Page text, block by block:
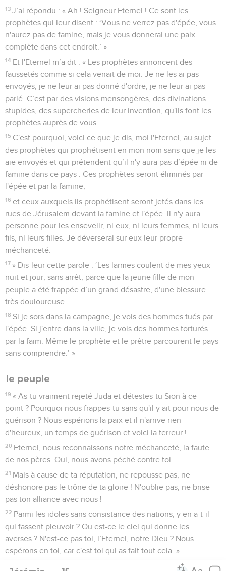
13 J’ai répondu : « Ah ! Seigneur Eternel ! Ce sont les
prophètes qui leur disent : ‘Vous ne verrez pas d'épée, vous
n'aurez pas de famine, mais je vous donnerai une paix
complète dans cet endroit.’ »
14 Et l'Eternel m’a dit : « Les prophètes annoncent des
faussetés comme si cela venait de moi. Je ne les ai pas
envoyés, je ne leur ai pas donné d'ordre, je ne leur ai pas
parlé. C’est par des visions mensongères, des divinations
stupides, des supercheries de leur invention, qu'ils font les
prophètes auprès de vous.
15 C'est pourquoi, voici ce que je dis, moi l'Eternel, au sujet
des prophètes qui prophétisent en mon nom sans que je les
aie envoyés et qui prétendent qu’il n'y aura pas d’épée ni de
famine dans ce pays : Ces prophètes seront éliminés par
l'épée et par la famine,
16 et ceux auxquels ils prophétisent seront jetés dans les
rues de Jérusalem devant la famine et l'épée. Il n'y aura
personne pour les ensevelir, ni eux, ni leurs femmes, ni leurs
fils, ni leurs filles. Je déverserai sur eux leur propre
méchanceté.
17 » Dis-leur cette parole : ‘Les larmes coulent de mes yeux
nuit et jour, sans arrêt, parce que la jeune fille de mon
peuple a été frappée d’un grand désastre, d'une blessure
très douloureuse.
18 Si je sors dans la campagne, je vois des hommes tués par
l'épée. Si j'entre dans la ville, je vois des hommes torturés
par la faim. Même le prophète et le prêtre parcourent le pays
sans comprendre.’ »
le peuple
19 « As-tu vraiment rejeté Juda et détestes-tu Sion à ce
point ? Pourquoi nous frappes-tu sans qu'il y ait pour nous de
guérison ? Nous espérions la paix et il n'arrive rien
d'heureux, un temps de guérison et voici la terreur !
20 Eternel, nous reconnaissons notre méchanceté, la faute
de nos pères. Oui, nous avons péché contre toi.
21 Mais à cause de ta réputation, ne repousse pas, ne
déshonore pas le trône de ta gloire ! N'oublie pas, ne brise
pas ton alliance avec nous !
22 Parmi les idoles sans consistance des nations, y en a-t-il
qui fassent pleuvoir ? Ou est-ce le ciel qui donne les
averses ? N'est-ce pas toi, l’Eternel, notre Dieu ? Nous
espérons en toi, car c'est toi qui as fait tout cela. »